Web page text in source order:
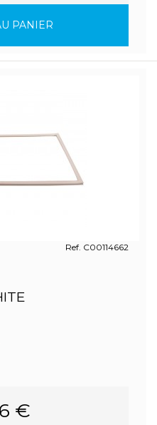
PANIER
Ref. C00114662
€